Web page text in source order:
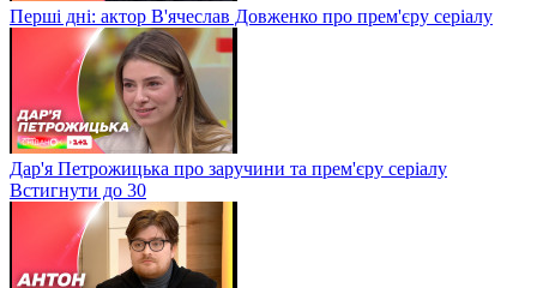
Перші дні: актор В'ячеслав Довженко про прем'єру серіалу
Дар'я Петрожицька про заручини та прем'єру серіалу
Встигнути до 30